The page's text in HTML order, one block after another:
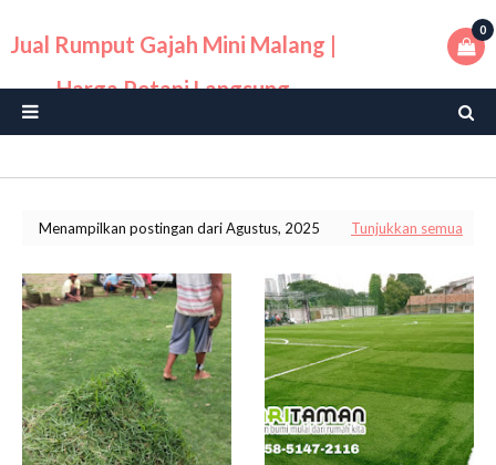
Jual Rumput Gajah Mini Malang |
Harga Petani Langsung
0
Menampilkan postingan dari Agustus, 2025 Tunjukkan semua